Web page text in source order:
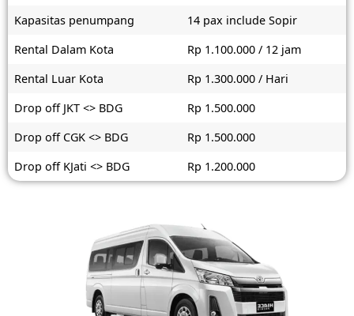
Kapasitas penumpang
14 pax include Sopir
Rental Dalam Kota
Rp 1.100.000 / 12 jam
Rental Luar Kota
Rp 1.300.000 / Hari
Drop off JKT <> BDG
Rp 1.500.000
Drop off CGK <> BDG
Rp 1.500.000
Drop off KJati <> BDG
Rp 1.200.000